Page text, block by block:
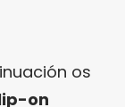
os
on